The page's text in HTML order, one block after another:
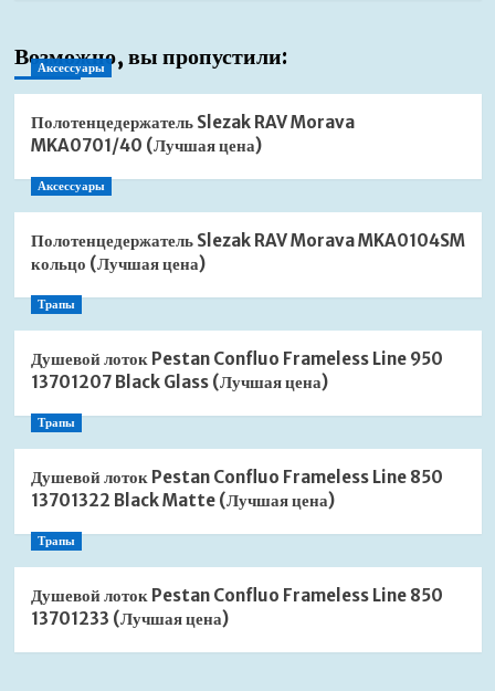
Возможно, вы пропустили:
Аксессуары
Полотенцедержатель Slezak RAV Morava
MKA0701/40 (Лучшая цена)
Аксессуары
Полотенцедержатель Slezak RAV Morava MKA0104SM
кольцо (Лучшая цена)
Трапы
Душевой лоток Pestan Confluo Frameless Line 950
13701207 Black Glass (Лучшая цена)
Трапы
Душевой лоток Pestan Confluo Frameless Line 850
13701322 Black Matte (Лучшая цена)
Трапы
Душевой лоток Pestan Confluo Frameless Line 850
13701233 (Лучшая цена)